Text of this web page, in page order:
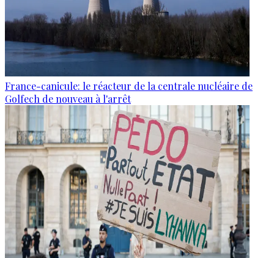
France-canicule: le réacteur de la centrale nucléaire de
Golfech de nouveau à l'arrêt